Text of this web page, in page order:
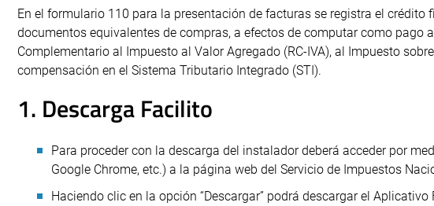
En el formulario 110 para la presentación de facturas se registra el
documentos equivalentes de compras, a efectos de computar como pago
Complementario al Impuesto al Valor Agregado (RC-IVA), al Impuesto
compensación en el Sistema Tributario Integrado (STI).
1. Descarga Facilito
Para proceder con la descarga del instalador deberá acceder por
Google Chrome, etc.) a la página web del Servicio de Impuestos
Haciendo clic en la opción “Descargar” podrá descargar el